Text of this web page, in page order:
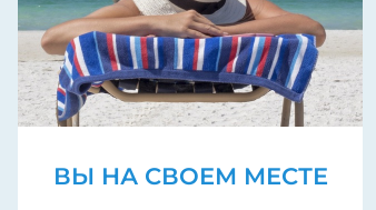
ВЫ НА СВОЕМ МЕСТЕ